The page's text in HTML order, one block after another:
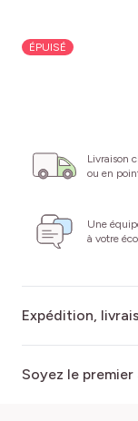
ÉPUISÉ
Livraison
ou en
Une
à votre
Expédition,
Soyez le